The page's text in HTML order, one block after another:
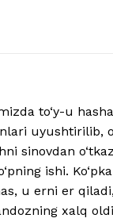
to‘y-u
uyushtirilib,
sinovdan
ishi.
u erni er
xalq